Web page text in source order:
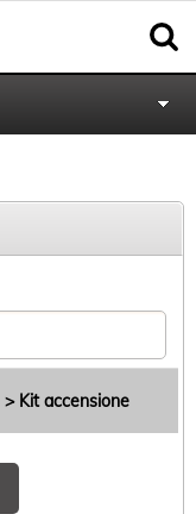
> Kit accensione